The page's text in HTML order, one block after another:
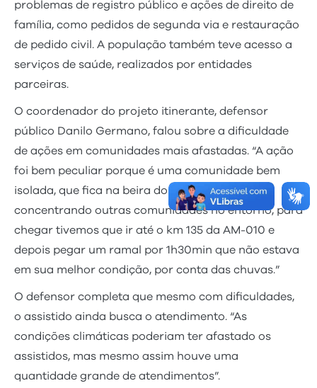
problemas de registro público e ações de direito de
família, como pedidos de segunda via e restauração
de pedido civil. A população também teve acesso a
serviços de saúde, realizados por entidades
parceiras.
O coordenador do projeto itinerante, defensor
público Danilo Germano, falou sobre a dificuldade
de ações em comunidades mais afastadas. “A ação
foi bem peculiar porque é uma comunidade bem
isolada, que fica na beira do Rio Negro
concentrando outras comunidades no entorno, para
chegar tivemos que ir até o km 135 da AM-010 e
depois pegar um ramal por 1h30min que não estava
em sua melhor condição, por conta das chuvas.”
O defensor completa que mesmo com dificuldades,
o assistido ainda busca o atendimento. “As
condições climáticas poderiam ter afastado os
assistidos, mas mesmo assim houve uma
quantidade grande de atendimentos”.